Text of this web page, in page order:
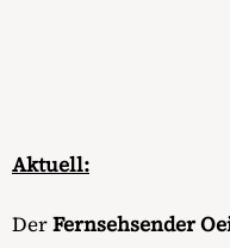
Aktuell:
DerFernsehsender